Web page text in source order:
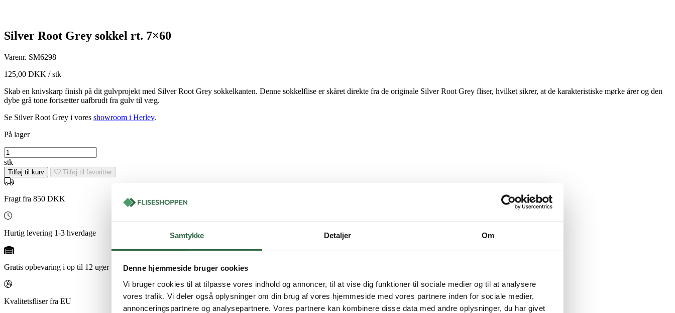
Samtykke Detaljer Om
Denne hjemmeside bruger cookies
Vi bruger cookies til at tilpasse vores indhold og annoncer, til at vise dig funktioner til sociale medier og til at analysere
vores trafik. Vi deler også oplysninger om din brug af vores hjemmeside med vores partnere inden for sociale medier,
annonceringspartnere og analysepartnere. Vores partnere kan kombinere disse data med andre oplysninger, du har givet
Silver Root Grey sokkel rt. 7×60
Varenr. SM6298
125,00 DKK / stk
Skab en knivskarp finish på dit gulvprojekt med Silver Root Grey sokkelkanten. Denne sokkelflise er skåret direkte fra de originale Silver Root Grey fliser, hvilket sikrer, at de karakteristiske mørke årer og den
dybe grå tone fortsætter uafbrudt fra gulv til væg.
Se Silver Root Grey i vores showroom i Herlev.
På lager
Silver
Root
Grey
sokkel
rt.
7x60
antal
stk
Tilføj til kurv Tilføj til favoritter
Fragt fra 850 DKK
Hurtig levering 1-3 hverdage
Gratis opbevaring i op til 12 uger
Kvalitetsfliser fra EU